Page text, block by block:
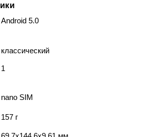
Android 5.0
классический
1
nano SIM
157 г